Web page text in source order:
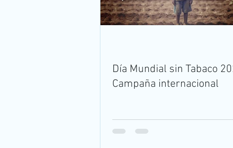
Día Mundial sin Tabaco
Campaña internacional